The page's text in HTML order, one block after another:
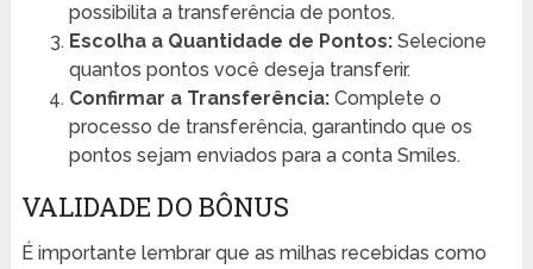
possibilita a transferência de pontos.
Escolha a Quantidade de Pontos:Selecione
quantos pontos você deseja transferir.
Confirmar a Transferência:Complete o
processo de transferência, garantindo que os
pontos sejam enviados para a conta Smiles.
VALIDADE DO BÔNUS
É importante lembrar que as milhas recebidas como